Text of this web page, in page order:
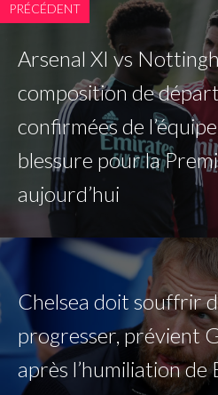
PRÉCÉDENT
Arsenal XI vs
composition de
confirmées de
blessure pour la
aujourd’hui
Chelsea doit souffrir
progresser, prévient
après l’humiliation de